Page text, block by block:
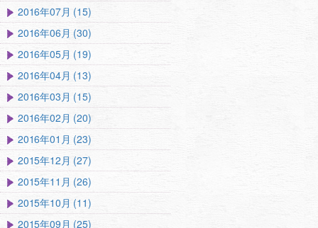
2016年07月 (15)
2016年06月 (30)
2016年05月 (19)
2016年04月 (13)
2016年03月 (15)
2016年02月 (20)
2016年01月 (23)
2015年12月 (27)
2015年11月 (26)
2015年10月 (11)
2015年09月 (25)